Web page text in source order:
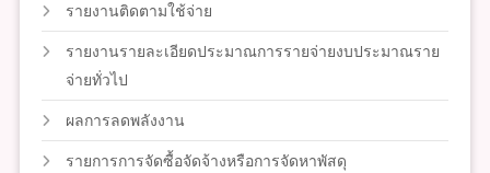
รายงานติดตามใช้จ่าย
รายงานรายละเอียดประมาณการรายจ่ายงบประมาณราย
จ่ายทั่วไป
ผลการลดพลังงาน
รายการการจัดซื้อจัดจ้างหรือการจัดหาพัสดุ